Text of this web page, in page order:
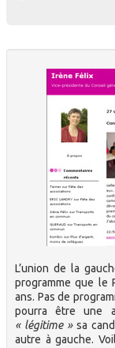
L’union de la
programme que le
ans. Pas de
pourra être une
« légitime »sa
autre à gauche.